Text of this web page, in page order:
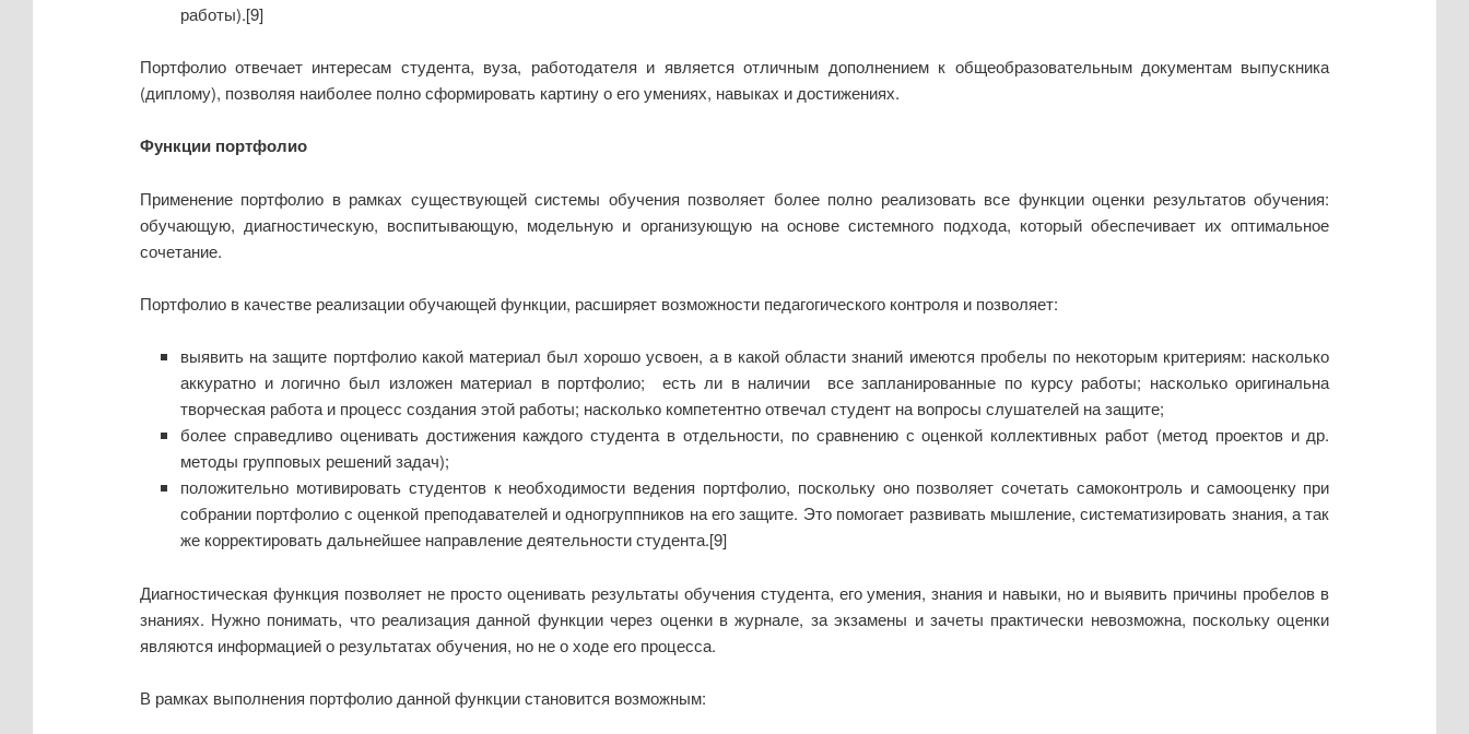
работы).[9]
Портфолио отвечает интересам студента, вуза, работодателя и является отличным дополнением к общеобразовательным документам выпускника
(диплому), позволяя наиболее полно сформировать картину о его умениях, навыках и достижениях.
Функции портфолио
Применение портфолио в рамках существующей системы обучения позволяет более полно реализовать все функции оценки результатов обучения:
обучающую, диагностическую, воспитывающую, модельную и организующую на основе системного подхода, который обеспечивает их оптимальное
сочетание.
Портфолио в качестве реализации обучающей функции, расширяет возможности педагогического контроля и позволяет:
выявить на защите портфолио какой материал был хорошо усвоен, а в какой области знаний имеются пробелы по некоторым критериям: насколько
аккуратно и логично был изложен материал в портфолио; есть ли в наличии все запланированные по курсу работы; насколько оригинальна
творческая работа и процесс создания этой работы; насколько компетентно отвечал студент на вопросы слушателей на защите;
более справедливо оценивать достижения каждого студента в отдельности, по сравнению с оценкой коллективных работ (метод проектов и др.
методы групповых решений задач);
положительно мотивировать студентов к необходимости ведения портфолио, поскольку оно позволяет сочетать самоконтроль и самооценку при
собрании портфолио с оценкой преподавателей и одногруппников на его защите. Это помогает развивать мышление, систематизировать знания, а так
же корректировать дальнейшее направление деятельности студента.[9]
Диагностическая функция позволяет не просто оценивать результаты обучения студента, его умения, знания и навыки, но и выявить причины пробелов в
знаниях. Нужно понимать, что реализация данной функции через оценки в журнале, за экзамены и зачеты практически невозможна, поскольку оценки
являются информацией о результатах обучения, но не о ходе его процесса.
В рамках выполнения портфолио данной функции становится возможным: